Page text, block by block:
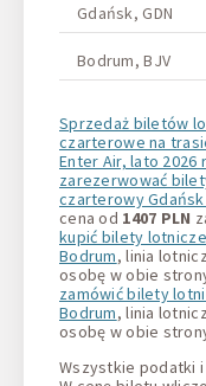
Gdańsk, GDN
Bodrum, BJV
Sprzedaż biletów
czarterowe na
Enter Air, lato 2026
zarezerwować
czarterowy Gdańsk
cena od 1407 PLN
kupić bilety
Bodrum, linia
osobę w obie
zamówić bilety
Bodrum, linia
osobę w obie
Wszystkie podatki